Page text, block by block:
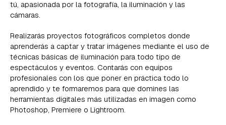
tú, apasionada por la fotografía, la iluminación y las
cámaras.
Realizarás proyectos fotográficos completos donde
aprenderás a captar y tratar imágenes mediante el uso de
técnicas básicas de iluminación para todo tipo de
espectáculos y eventos. Contarás con equipos
profesionales con los que poner en práctica todo lo
aprendido y te formaremos para que domines las
herramientas digitales más utilizadas en imagen como
Photoshop, Premiere o Lightroom.